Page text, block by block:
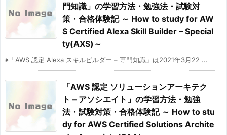
門知識」の学習方法・勉強法・試験対
策・合格体験記 ～ How to study for AW
S Certified Alexa Skill Builder – Special
ty(AXS)～
※「AWS 認定 Alexa スキルビルダー – 専門知識」は2021年3月22 ...
「AWS 認定 ソリューションアーキテク
ト – アソシエイト」の学習方法・勉強
法・試験対策・合格体験記 ～ How to stu
dy for AWS Certified Solutions Archite